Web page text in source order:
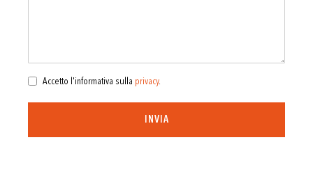
Accetto l'informativa sulla privacy.
INVIA